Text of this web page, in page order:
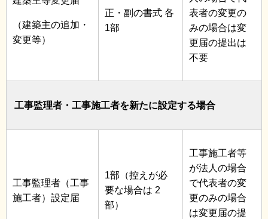
（建築主の追加・
変更等）
正・副の書式 各
1部
表者の変更の
みの場合は変
更届の提出は
不要
工事監理者・工事施工者を新たに設定する場合
工事監理者（工事
施工者）設定届
1部（控えが必
要な場合は 2
部）
工事施工者等
が法人の場合
で代表者の変
更のみの場合
は変更届の提